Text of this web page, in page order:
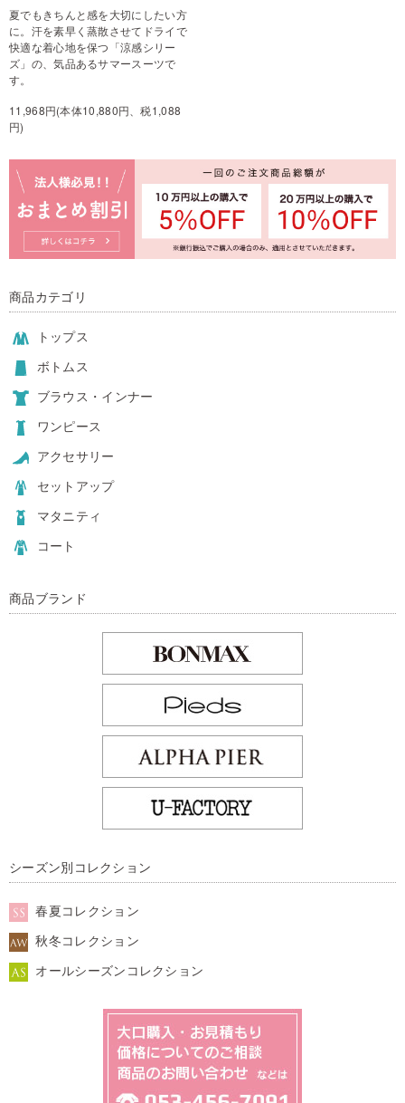
夏でもきちんと感を大切にしたい方
に。汗を素早く蒸散させてドライで
快適な着心地を保つ「涼感シリー
ズ」の、気品あるサマースーツで
す。
11,968円(本体10,880円、税1,088
円)
商品カテゴリ
トップス
ボトムス
ブラウス・インナー
ワンピース
アクセサリー
セットアップ
マタニティ
コート
商品ブランド
シーズン別コレクション
春夏コレクション
秋冬コレクション
オールシーズンコレクション